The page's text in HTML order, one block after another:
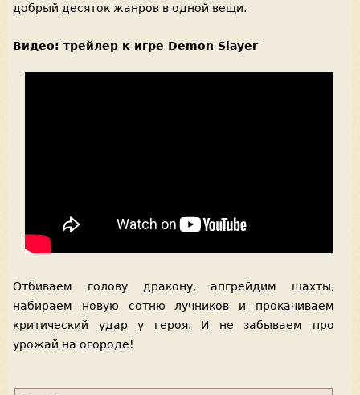
добрый десяток жанров в одной вещи.
Видео: трейлер к игре Demon Slayer
Отбиваем голову дракону, апгрейдим шахты,
набираем новую сотню лучников и прокачиваем
критический удар у героя. И не забываем про
урожай на огороде!